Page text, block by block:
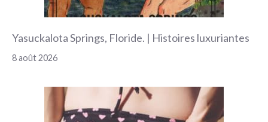
Yasuckalota Springs, Floride. | Histoires luxuriantes
8 août 2026